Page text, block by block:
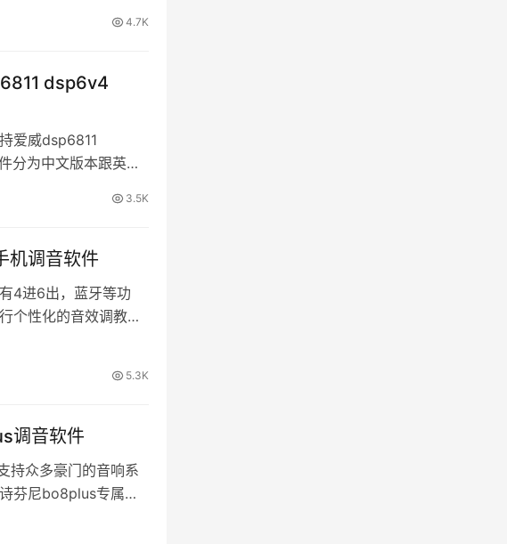
4.7K
dsp6v4
爱威dsp6811
为中文版本跟英文
3.5K
机调音软件
4进6出，蓝牙等功
个性化的音效调教，
5.3K
调音软件
持众多豪门的音响系
芬尼bo8plus专属，